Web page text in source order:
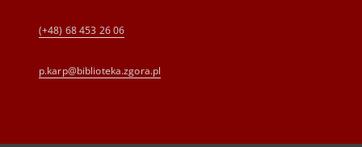
(+48) 68 453 26 06
p.karp@biblioteka.zgora.pl